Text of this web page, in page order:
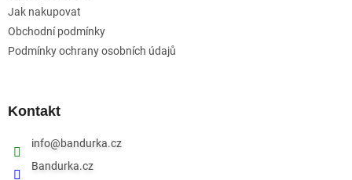
Jak nakupovat
Obchodní podmínky
Podmínky ochrany osobních údajů
Kontakt
info@bandurka.cz
Bandurka.cz